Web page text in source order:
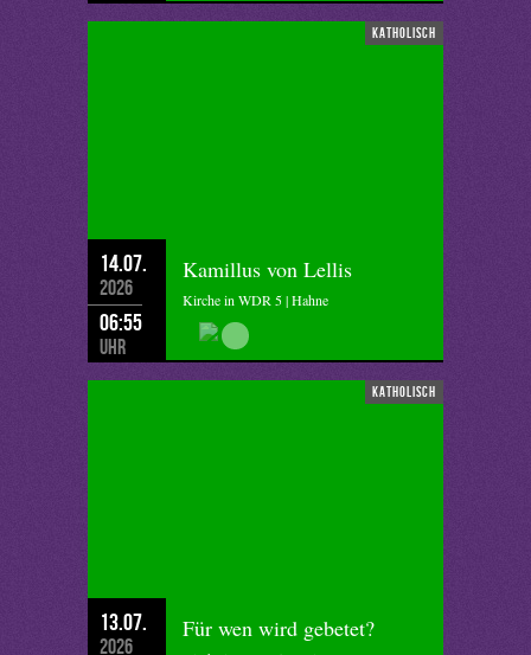
katholisch
14.07.
2026
06:55
Uhr
Kamillus von Lellis
Kirche in WDR 5 | Hahne
katholisch
13.07.
2026
Für wen wird gebetet?